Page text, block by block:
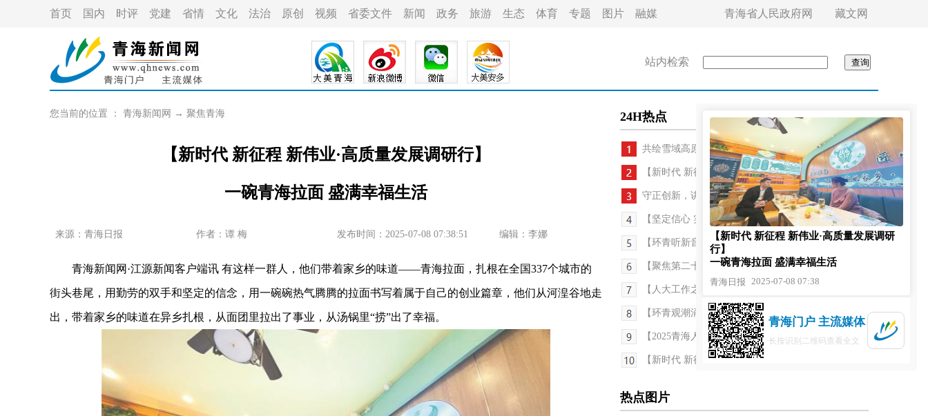
首页 国内 时评 党建 省情 文化 法治 原创 视频 省委文件 新闻 政务 旅游 生态 体育 专题 图片 融媒 青海省人民政府网 藏文网
站内检索
您当前的位置 ： 青海新闻网 → 聚焦青海
【新时代 新征程 新伟业·高质量发展调研行】
一碗青海拉面 盛满幸福生活
来源：青海日报 作者： 谭 梅 发布时间：2025-07-08 07:38:51 编辑：李娜
青海新闻网·江源新闻客户端讯 有这样一群人，他们带着家乡的味道——青海拉面，扎根在全国337个城市的
街头巷尾，用勤劳的双手和坚定的信念，用一碗碗热气腾腾的拉面书写着属于自己的创业篇章，他们从河湟谷地走
出，带着家乡的味道在异乡扎根，从面团里拉出了事业，从汤锅里“捞”出了幸福。
24H热点
共绘雪域高原同心圆——第十批援藏和第五批援...
【新时代 新征程 新伟业·高质量发展调研行】一碗青...
守正创新，讲好新时代新青海故事——青海重大主题...
【坚定信心 实干争先 深入学习贯彻习近平总书记考...
【环青听新音——环青赛特刊】在“中国夏都”，与...
【聚焦第二十四届环大美青海国际公路自行车赛】科...
【人大工作之窗】用心浇灌助成长 奋楫扬帆启新程 ...
【环青观潮涌——环青赛特刊】相约环青赛 逐梦共前...
【2025青海人大工作记者行】“全链条”监督——藏...
【新时代 新征程 新伟业 高质量发展调研行】青海德...
热点图片
【新时代 新征程 新伟业·高质量发展调研
行】
一碗青海拉面 盛满幸福生活
青海日报 2025-07-08 07:38
青海门户 主流媒体
长按识别二维码查看全文